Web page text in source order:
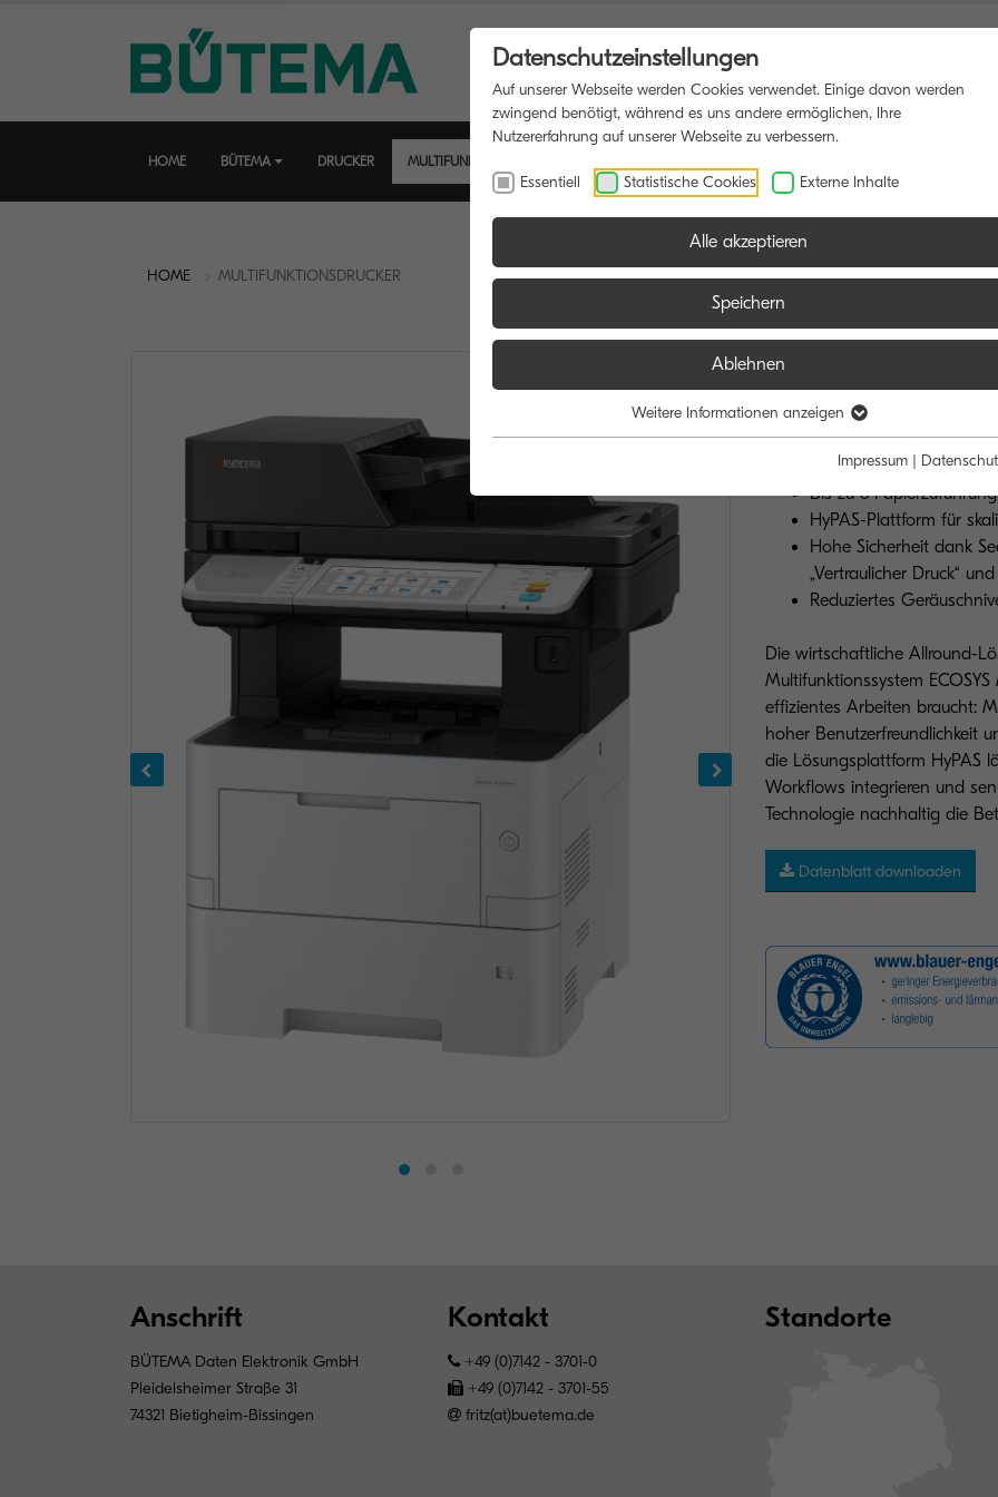
HOME BÜTEMA DRUCKER MULTIFUNKTIONSDRUCKER
HOME MULTIFUNKTIONSDRUCKER
ECOSYS
MIT
75-Blatt-
Bis zu 6
HyPAS-Plattform für
Hohe Sicherheit dank
„Vertraulicher Druck“
Reduziertes
Die wirtschaftliche Allround-
Multifunktionssystem
effizientes Arbeiten braucht:
hoher Benutzerfreundlichkeit
die Lösungsplattform HyPAS
Workflows integrieren und
Technologie nachhaltig die
Datenblatt downloaden
Anschrift
BÜTEMA Daten Elektronik GmbH
Pleidelsheimer Straße 31
74321 Bietigheim-Bissingen
Kontakt
+49 (0)7142 - 3701-0
+49 (0)7142 - 3701-55
fritz(at)buetema.de
Standorte
Datenschutzeinstellungen
Auf unserer Webseite werden Cookies verwendet. Einige davon werden
zwingend benötigt, während es uns andere ermöglichen, Ihre
Nutzererfahrung auf unserer Webseite zu verbessern.
Essentiell Statistische Cookies Externe Inhalte
Alle akzeptieren
Speichern
Ablehnen
Weitere Informationen anzeigen
Impressum |